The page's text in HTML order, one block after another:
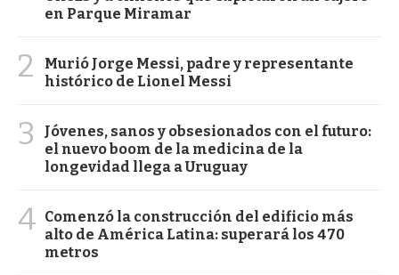
en Parque Miramar
2
Murió Jorge Messi, padre y representante
histórico de Lionel Messi
3
Jóvenes, sanos y obsesionados con el futuro:
el nuevo boom de la medicina de la
longevidad llega a Uruguay
4 Comenzó la construcción del edificio más
alto de América Latina: superará los 470
metros